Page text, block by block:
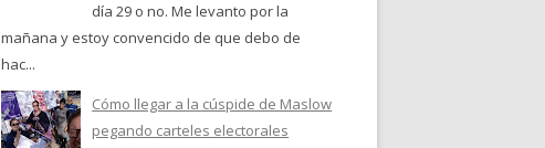
día 29 o no. Me levanto por la
mañana y estoy convencido de que debo de
hac...
Cómo llegar a la cúspide de Maslow
pegando carteles electorales